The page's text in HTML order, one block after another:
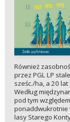
Również
przez PGL LP
sześc./ha, a 20
Według
pod tym
ponaddwukrotnie
lasy Starego